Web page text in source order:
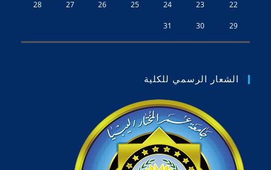
22
23
24
25
26
27
28
29
30
31
الشعار الرسمي للكلية